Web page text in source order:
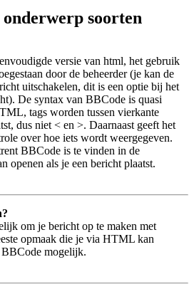
soorten
versie van html, het gebruik
door de beheerder (je kan de
uitschakelen, dit is een optie bij het
De syntax van BBCode is quasi
tags worden tussen vierkante
dus niet < en >. Daarnaast geeft het
over hoe iets wordt weergegeven.
BBCode is te vinden in de
openen als je een bericht plaatst.
om je bericht op te maken met
opmaak die je via HTML kan
BBCode mogelijk.